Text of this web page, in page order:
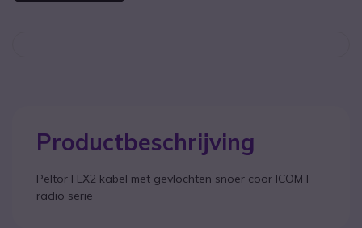
Productbeschrijving
Peltor FLX2 kabel met gevlochten snoer coor ICOM F
radio serie